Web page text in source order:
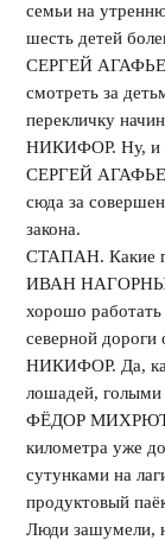
семьи на
шесть детей
СЕРГЕЙ
смотреть за
перекличку
НИКИФОР. Ну, и
СЕРГЕЙ
сюда за
закона.
СТАПАН. Какие
ИВАН НАГОРНЫЙ.
хорошо
северной
НИКИФОР. Да,
лошадей, голыми
ФЁДОР
километра уже
сутунками на
продуктовый
Люди зашумели,